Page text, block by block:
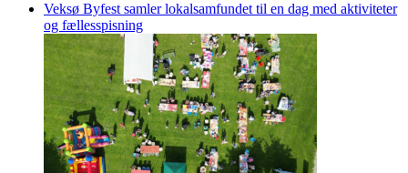
Veksø Byfest samler lokalsamfundet til en dag med aktiviteter
og fællesspisning